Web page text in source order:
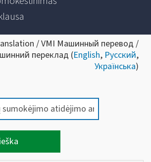
/ VMI Машинный перевод /
переклад (English, Русский,
Українська)